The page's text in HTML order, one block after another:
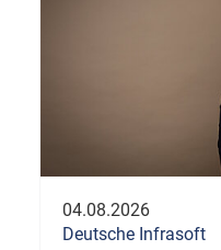
04.08.2026
Deutsche Infrasoft